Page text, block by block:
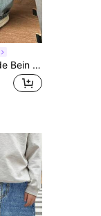
Jungen Loose Fit Gerade Bein Jeans, geeignet für Lässig, Schule, Outdoor Tragen, Herbst